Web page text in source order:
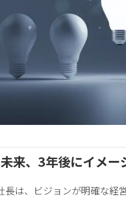
来、3年後にイメー
は、ビジョンが明確な経